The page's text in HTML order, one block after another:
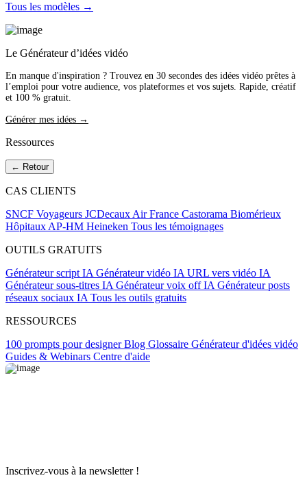
Tous les modèles →
Le Générateur d’idées vidéo
En manque d'inspiration ? Trouvez en 30 secondes des idées vidéo prêtes à
l’emploi pour votre audience, vos plateformes et vos sujets. Rapide, créatif
et 100 % gratuit.
Générer mes idées →
Ressources
← Retour
CAS CLIENTS
SNCF Voyageurs JCDecaux Air France Castorama Biomérieux
Hôpitaux AP-HM Heineken Tous les témoignages
OUTILS GRATUITS
Générateur script IA Générateur vidéo IA URL vers vidéo IA
Générateur sous-titres IA Générateur voix off IA Générateur posts
réseaux sociaux IA Tous les outils gratuits
RESSOURCES
100 prompts pour designerBlog Glossaire Générateur d'idées vidéo
Guides & Webinars Centre d'aide
Inscrivez-vous à la newsletter !